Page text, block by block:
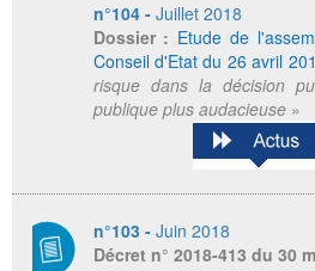
n°104 - Juillet 2018
Dossier : Etude de
Conseil d'Etat du 26 avril
risque dans la décision
publique plus audacieuse»
n°103 - Juin 2018
Décret n° 2018-413 du 30